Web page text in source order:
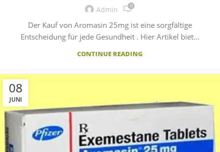
Admin 0
Der Kauf von Aromasin 25mg ist eine sorgfältige
Entscheidung für jede Gesundheit . Hier Artikel biet...
CONTINUE READING
08
JUNI